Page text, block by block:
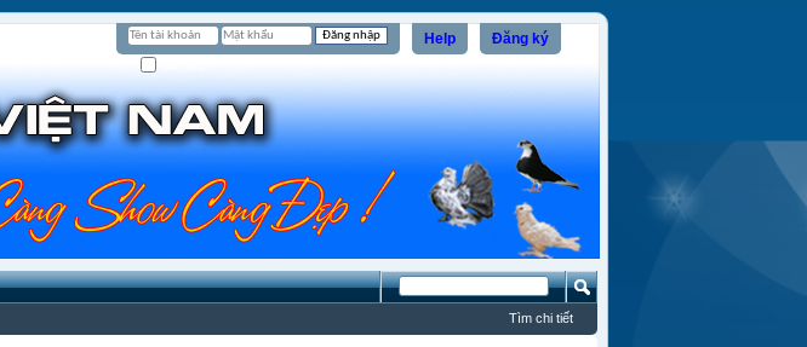
Đăng ký
Help
Tìm chi tiết